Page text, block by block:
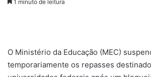
1 minuto de leitura
O Ministério da Educação (MEC)
temporariamente os repasses